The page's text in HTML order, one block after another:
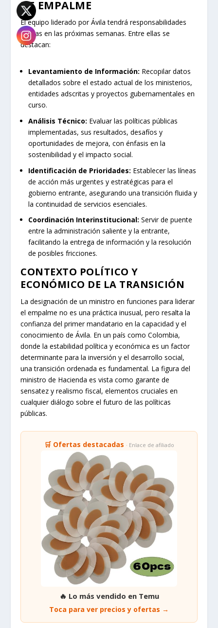
DE EMPALME
El equipo liderado por Ávila tendrá responsabilidades
críticas en las próximas semanas. Entre ellas se
destacan:
Levantamiento de Información: Recopilar datos
detallados sobre el estado actual de los ministerios,
entidades adscritas y proyectos gubernamentales en
curso.
Análisis Técnico: Evaluar las políticas públicas
implementadas, sus resultados, desafíos y
oportunidades de mejora, con énfasis en la
sostenibilidad y el impacto social.
Identificación de Prioridades: Establecer las líneas
de acción más urgentes y estratégicas para el
gobierno entrante, asegurando una transición fluida y
la continuidad de servicios esenciales.
Coordinación Interinstitucional: Servir de puente
entre la administración saliente y la entrante,
facilitando la entrega de información y la resolución
de posibles fricciones.
CONTEXTO POLÍTICO Y
ECONÓMICO DE LA TRANSICIÓN
La designación de un ministro en funciones para liderar
el empalme no es una práctica inusual, pero resalta la
confianza del primer mandatario en la capacidad y el
conocimiento de Ávila. En un país como Colombia,
donde la estabilidad política y económica es un factor
determinante para la inversión y el desarrollo social,
una transición ordenada es fundamental. La figura del
ministro de Hacienda es vista como garante de
sensatez y realismo fiscal, elementos cruciales en
cualquier diálogo sobre el futuro de las políticas
públicas.
🛒 Ofertas destacadas · Enlace de afiliado
🔥 Lo más vendido en Temu
Toca para ver precios y ofertas →